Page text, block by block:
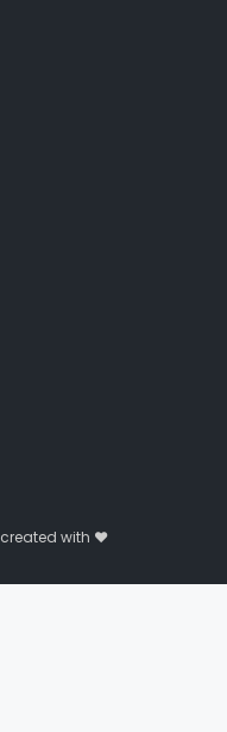
created with ❤️️